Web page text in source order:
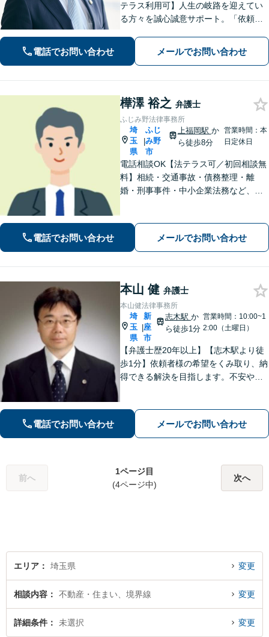
テラス利用可】人生の岐路を迎えてい
る方々を誠心誠意サポート。「依頼者
女問題／借金問題／相続／企業法務／
刑事事件／交通事故／労働問題など、
電話でお問い合わせ メールでお問い合わせ
樺澤 裕之 弁護士
ふじみ野法律事務所
埼
玉
県
|
ふじ
み野
市
上福岡駅 か
ら徒歩8分
営業時間：本
日定休日
電話相談OK【法テラス可／初回相談無
料】相続・交通事故・債務整理・離
婚・刑事事件・中小企業法務など、お
へと導きます【休日夜間対応】【上福
岡駅8分】【駐車場あり】
電話でお問い合わせ メールでお問い合わせ
本山 健 弁護士
本山健法律事務所
埼
玉
県
|
新
座
市
志木駅 か
ら徒歩1分
営業時間：10:00~1
2:00（土曜日）
【弁護士歴20年以上】【志木駅より徒
歩1分】依頼者様の希望をくみ取り、納
得できる解決を目指します。不安や疑
事件／何でも遠慮せずご相談ください
【初回面談無料（30分まで）】
電話でお問い合わせ メールでお問い合わせ
前へ
1ページ目
(4ページ中)
次へ
エリア 埼玉県 変更
相談内容 不動産・住まい、境界線 変更
詳細条件 未選択 変更